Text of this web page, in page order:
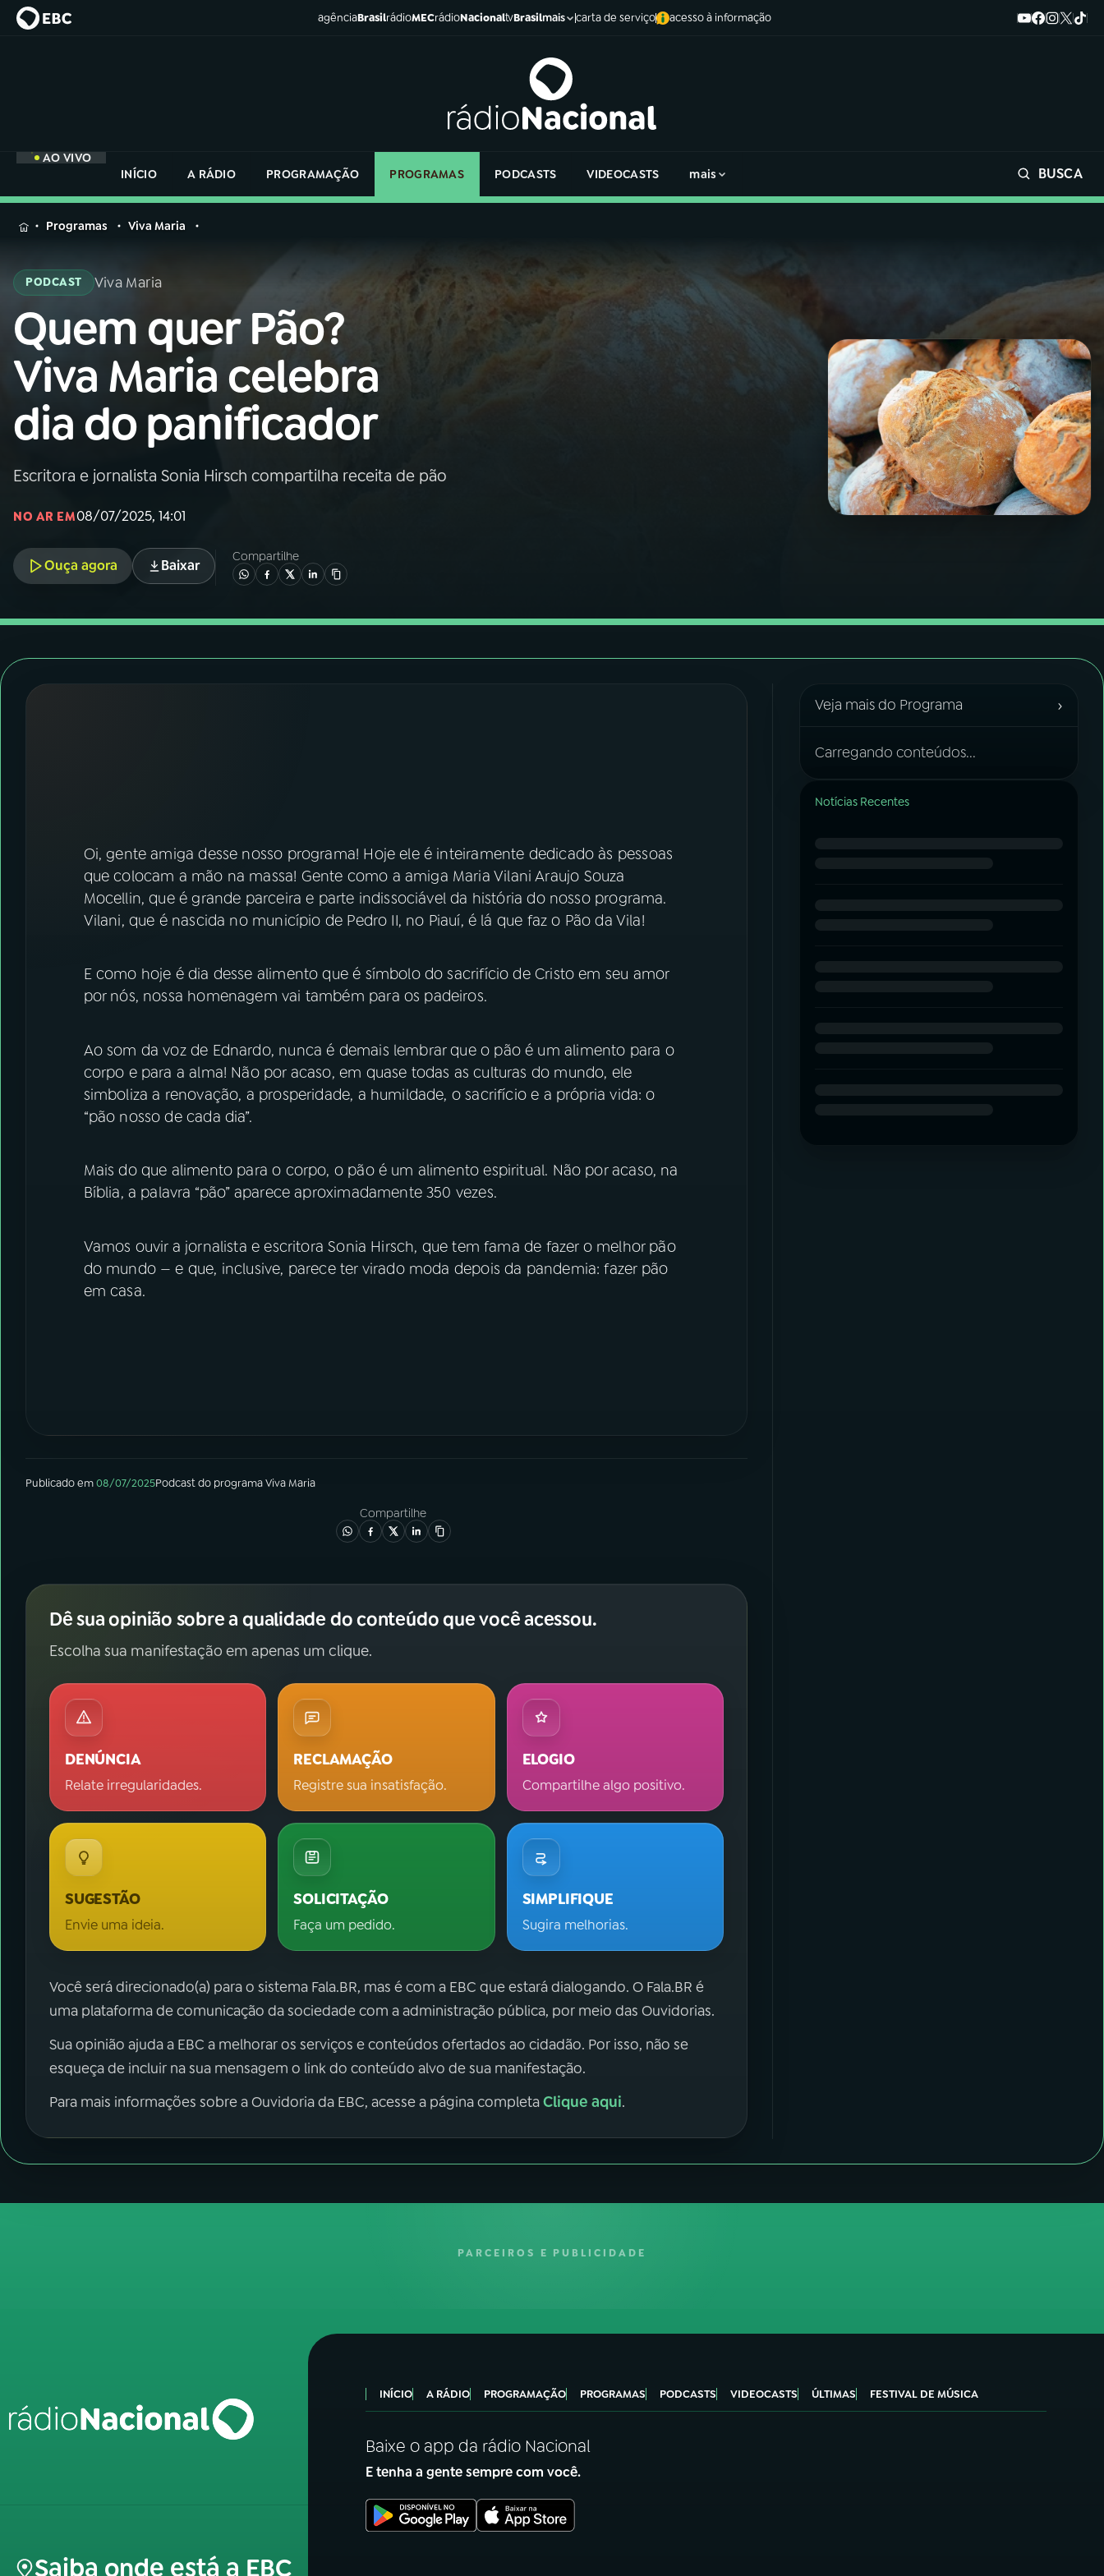
agênciaBrasilrádioMECrádioNacionaltvBrasilmais carta de serviço acesso à informação
AO VIVO
INÍCIO
A RÁDIO PROGRAMAÇÃO PROGRAMAS PODCASTS VIDEOCASTS mais BUSCA
MENU
Buscar
na
Rádio
Nacional
AO VIVO
01INÍCIO
A RÁDIO
03PROGRAMAÇÃO
PROGRAMAS
ACOMPANHE A RÁDIO NACIONAL
YouTube Facebook
Instagram X
na
Rádio
Programas Viva Maria
PODCAST Viva Maria
Quem quer Pão?
Viva Maria celebra
dia do panificador
Escritora e jornalista Sonia Hirsch compartilha receita de pão
NO AR EM08/07/2025, 14:01
Ouça agora Baixar
Compartilhe
Oi, gente amiga desse nosso programa! Hoje ele é inteiramente dedicado às pessoas
que colocam a mão na massa! Gente como a amiga Maria Vilani Araujo Souza
Mocellin, que é grande parceira e parte indissociável da história do nosso programa.
Vilani, que é nascida no município de Pedro II, no Piauí, é lá que faz o Pão da Vila!
E como hoje é dia desse alimento que é símbolo do sacrifício de Cristo em seu amor
por nós, nossa homenagem vai também para os padeiros.
Ao som da voz de Ednardo, nunca é demais lembrar que o pão é um alimento para o
corpo e para a alma! Não por acaso, em quase todas as culturas do mundo, ele
simboliza a renovação, a prosperidade, a humildade, o sacrifício e a própria vida: o
“pão nosso de cada dia”.
Mais do que alimento para o corpo, o pão é um alimento espiritual. Não por acaso, na
Bíblia, a palavra “pão” aparece aproximadamente 350 vezes.
Vamos ouvir a jornalista e escritora Sonia Hirsch, que tem fama de fazer o melhor pão
do mundo — e que, inclusive, parece ter virado moda depois da pandemia: fazer pão
em casa.
Publicado em08/07/2025Podcastdo programaViva Maria
Compartilhe
Dê sua opinião sobre a qualidade do conteúdo que você acessou.
Escolha sua manifestação em apenas um clique.
DENÚNCIA
Relate irregularidades.
RECLAMAÇÃO
Registre sua insatisfação.
ELOGIO
Compartilhe algo positivo.
SUGESTÃO
Envie uma ideia.
SOLICITAÇÃO
Faça um pedido.
SIMPLIFIQUE
Sugira melhorias.
Você será direcionado(a) para o sistema Fala.BR, mas é com a EBC que estará dialogando. O Fala.BR é
uma plataforma de comunicação da sociedade com a administração pública, por meio das Ouvidorias.
Sua opinião ajuda a EBC a melhorar os serviços e conteúdos ofertados ao cidadão. Por isso, não se
esqueça de incluir na sua mensagem o link do conteúdo alvo de sua manifestação.
Para mais informações sobre a Ouvidoria da EBC, acesse a página completaClique aqui.
Veja mais do Programa ›
Carregando conteúdos...
Notícias Recentes
PARCEIROS E PUBLICIDADE
Saiba onde está a EBC
INÍCIO A RÁDIO PROGRAMAÇÃO PROGRAMAS PODCASTS VIDEOCASTS ÚLTIMAS FESTIVAL DE MÚSICA
Baixe o app da rádio Nacional
E tenha a gente sempre com você.